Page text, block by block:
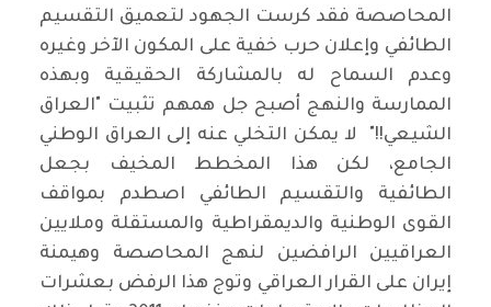
المحاصصة فقد كرست الجهود لتعميق التقسيم
الطائفي وإعلان حرب خفية على المكون الآخر وغيره
وعدم السماح له بالمشاركة الحقيقية وبهذه
الممارسة والنهج أصبح جل همهم تثبيت "العراق
الشيعي!!" لا يمكن التخلي عنه إلى العراق الوطني
الجامع، لكن هذا المخطط المخيف بجعل
الطائفية والتقسيم الطائفي اصطدم بمواقف
القوى الوطنية والديمقراطية والمستقلة وملايين
العراقيين الرافضين لنهج المحاصصة وهيمنة
إيران على القرار العراقي وتوج هذا الرفض بعشرات